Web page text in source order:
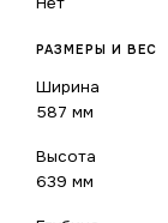
РАЗМЕРЫ И ВЕС
Ширина
587 мм
Высота
639 мм